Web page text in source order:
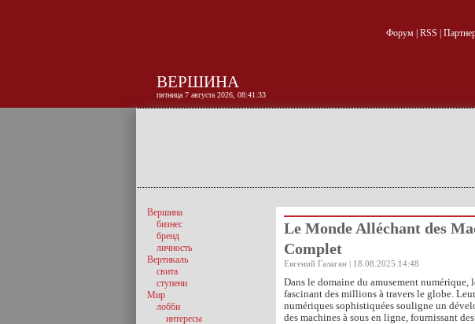
Форум| RSS
ВЕРШИНА
пятница 7 августа 2026, 08:41:33
Le Monde Alléchant des
Complet
Евгений Галаган | 18.08.2025 14:48
Dans le domaine du amusement numérique,
fascinant des millions à travers le globe.
numériques sophistiquées souligne un
des machines à sous en ligne, fournissant
Вершина
бизнес
бренд
личность
Вертикаль
свита
ступени
Мир
лобби
интересы